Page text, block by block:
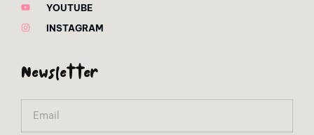
YOUTUBE
INSTAGRAM
Newsletter